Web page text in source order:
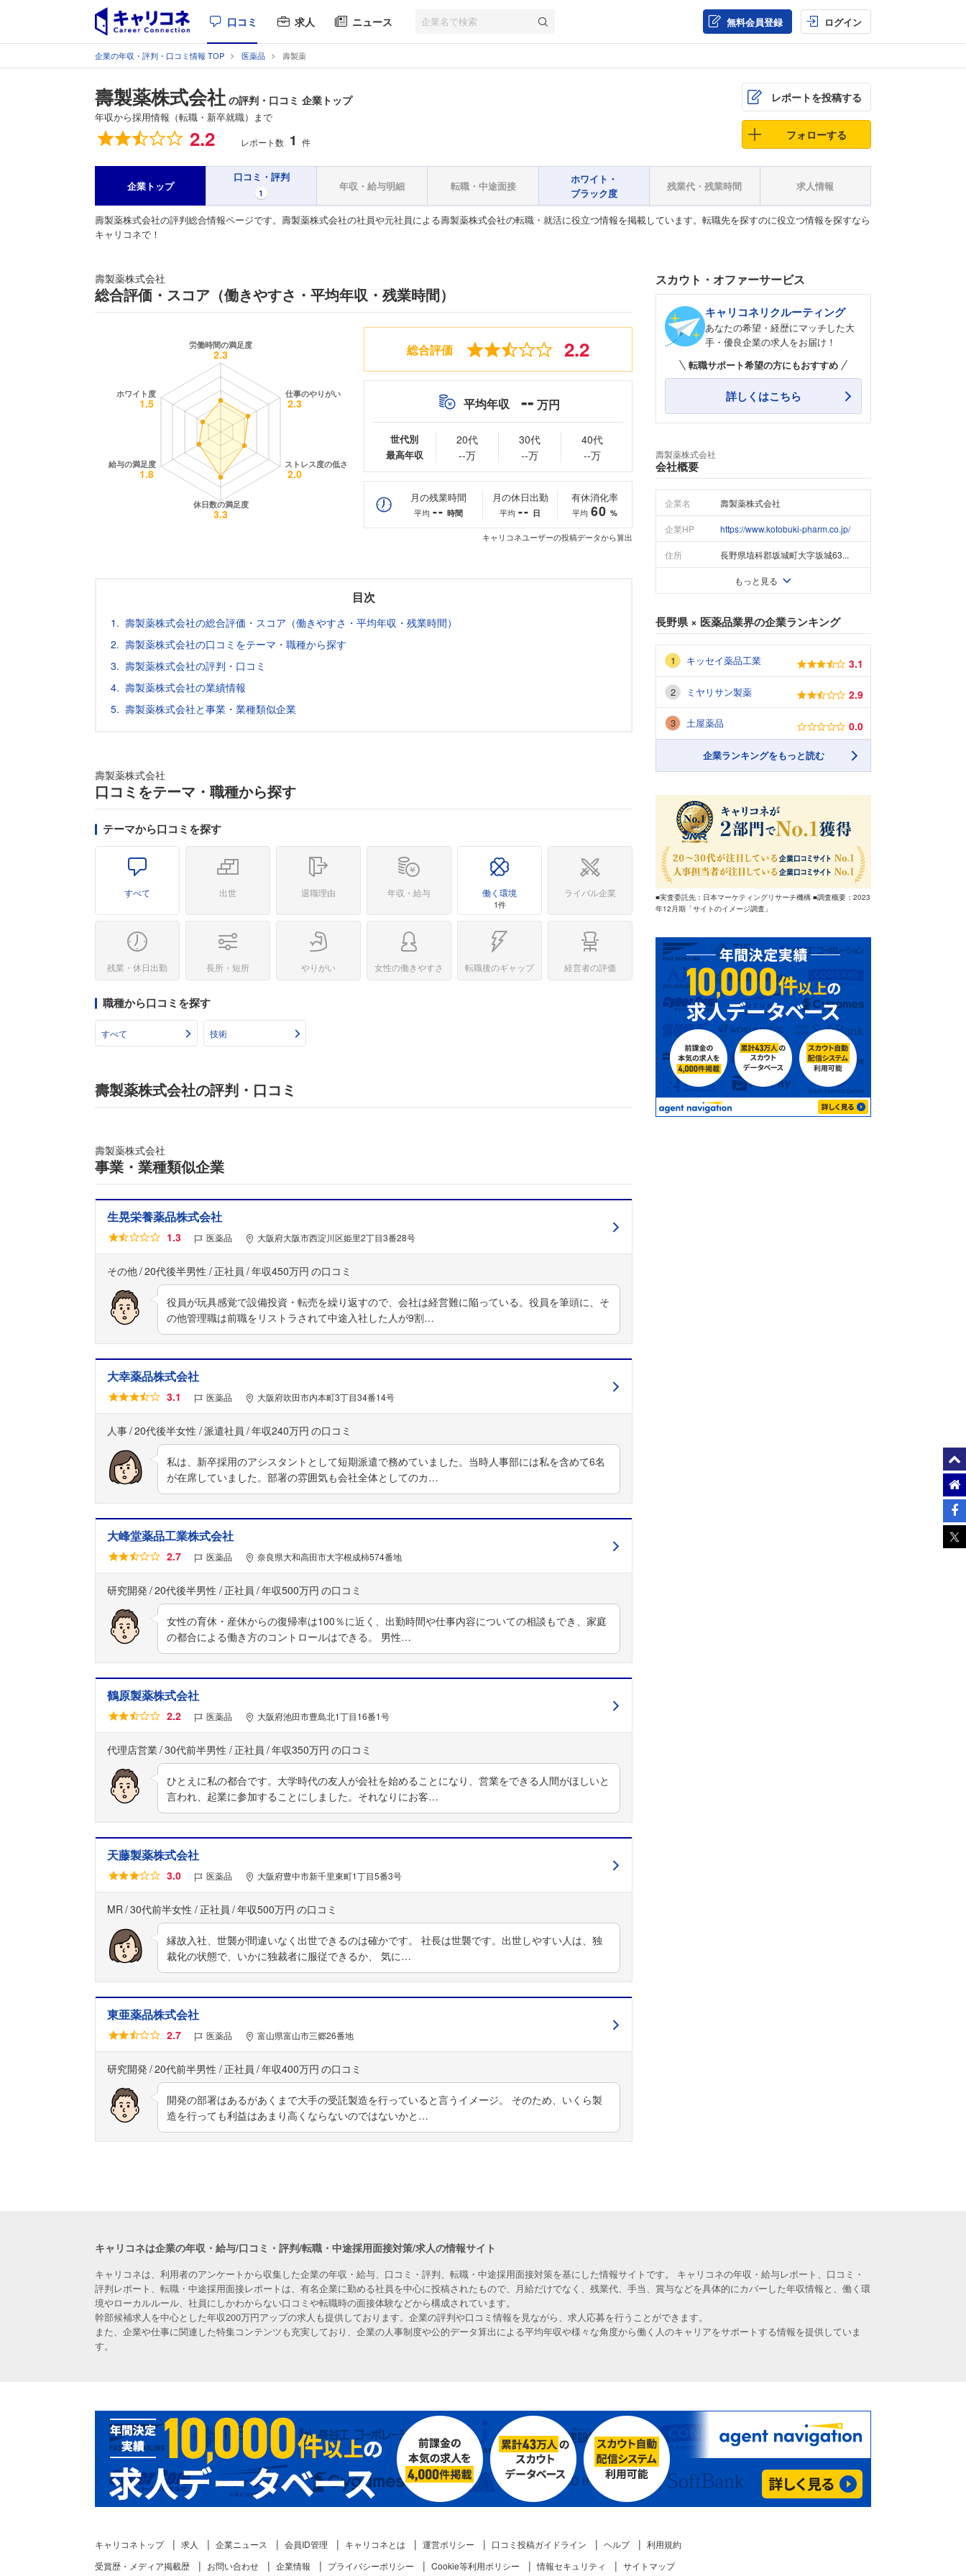
口コミ 求人 ニュース 無料会員登録 ログイン
企業の年収・評判・口コミ情報 TOP 医薬品 壽製薬
壽製薬株式会社 の評判・口コミ 企業トップ
年収から採用情報（転職・新卒就職）まで
総合評価 2.2 レポート数 1 件
レポートを投稿する
フォローする
企業トップ
口コミ・評判
1
年収・給与明細 転職・中途面接
ホワイト・
ブラック度
残業代・残業時間 求人情報
壽製薬株式会社の評判総合情報ページです。壽製薬株式会社の社員や元社員による壽製薬株式会社の転職・就活に役立つ情報を掲載しています。転職先を探すのに役立つ情報を探すなら
キャリコネで！
フォローしました
壽製薬株式会社
総合評価・スコア（働きやすさ・平均年収・残業時間）
総合評価 2.2
平均年収 -- 万円
世代別
最高年収
20代
--万
30代
--万
40代
--万
月の残業時間
平均 -- 時間
月の休日出勤
平均 -- 日
有休消化率
平均 60 %
キャリコネユーザーの投稿データから算出
目次
壽製薬株式会社の総合評価・スコア（働きやすさ・平均年収・残業時間）
壽製薬株式会社の口コミをテーマ・職種から探す
壽製薬株式会社の評判・口コミ
壽製薬株式会社の業績情報
壽製薬株式会社と事業・業種類似企業
壽製薬株式会社
口コミをテーマ・職種から探す
テーマから口コミを探す
すべて 出世 退職理由 年収・給与 働く環境
1件
ライバル企業
残業・休日出勤 長所・短所 やりがい 女性の働きやすさ 転職後のギャップ 経営者の評価
職種から口コミを探す
すべて 技術
壽製薬株式会社の評判・口コミ
壽製薬株式会社
事業・業種類似企業
生晃栄養薬品株式会社
1.3 医薬品 大阪府大阪市西淀川区姫里2丁目3番28号
その他 20代後半男性 正社員 年収450万円
役員が玩具感覚で設備投資・転売を繰り返すので、会社は経営難に陥っている。役員を筆頭に、そ
の他管理職は前職をリストラされて中途入社した人が9割…
大幸薬品株式会社
3.1 医薬品 大阪府吹田市内本町3丁目34番14号
人事 20代後半女性 派遣社員 年収240万円
私は、新卒採用のアシスタントとして短期派遣で務めていました。当時人事部には私を含めて6名
が在席していました。部署の雰囲気も会社全体としてのカ…
大峰堂薬品工業株式会社
2.7 医薬品 奈良県大和高田市大字根成柿574番地
研究開発 20代後半男性 正社員 年収500万円
女性の育休・産休からの復帰率は100％に近く、出勤時間や仕事内容についての相談もでき、家庭
の都合による働き方のコントロールはできる。 男性…
鶴原製薬株式会社
2.2 医薬品 大阪府池田市豊島北1丁目16番1号
代理店営業 30代前半男性 正社員 年収350万円
ひとえに私の都合です。大学時代の友人が会社を始めることになり、営業をできる人間がほしいと
言われ、起業に参加することにしました。それなりにお客…
天藤製薬株式会社
3.0 医薬品 大阪府豊中市新千里東町1丁目5番3号
MR 30代前半女性 正社員 年収500万円
縁故入社、世襲が間違いなく出世できるのは確かです。 社長は世襲です。出世しやすい人は、独
裁化の状態で、いかに独裁者に服従できるか、 気に…
東亜薬品株式会社
2.7 医薬品 富山県富山市三郷26番地
研究開発 20代前半男性 正社員 年収400万円
開発の部署はあるがあくまで大手の受託製造を行っていると言うイメージ。 そのため、いくら製
造を行っても利益はあまり高くならないのではないかと…
スカウト・オファーサービス
キャリコネリクルーティング
あなたの希望・経歴にマッチした大
手・優良企業の求人をお届け！
転職サポート希望の方にもおすすめ
詳しくはこちら
壽製薬株式会社
会社概要
企業名 壽製薬株式会社
企業HP https://www.kotobuki-pharm.co.jp/
住所 長野県埴科郡坂城町大字坂城63...
もっと見る
長野県× 医薬品業界の企業ランキング
キッセイ薬品工業 3.1
ミヤリサン製薬 2.9
土屋薬品 0.0
企業ランキングをもっと読む
■実査委託先：日本マーケティングリサーチ機構 ■調査概要：2023
年12月期「サイトのイメージ調査」
キャリコネは企業の年収・給与/口コミ・評判/転職・中途採用面接対策/求人の情報サイト
キャリコネは、利用者のアンケートから収集した企業の年収・給与、口コミ・評判、転職・中途採用面接対策を基にした情報サイトです。 キャリコネの年収・給与レポート、口コミ・
評判レポート、転職・中途採用面接レポートは、有名企業に勤める社員を中心に投稿されたもので、月給だけでなく、残業代、手当、賞与などを具体的にカバーした年収情報と、働く環
境やローカルルール、社員にしかわからない口コミや転職時の面接体験などから構成されています。
幹部候補求人を中心とした年収200万円アップの求人も提供しております。企業の評判や口コミ情報を見ながら、求人応募を行うことができます。
また、企業や仕事に関連した特集コンテンツも充実しており、企業の人事制度や公的データ算出による平均年収や様々な角度から働く人のキャリアをサポートする情報を提供していま
す。
キャリコネトップ 求人 企業ニュース 会員ID管理 キャリコネとは 運営ポリシー 口コミ投稿ガイドライン ヘルプ
利用規約
受賞歴・メディア掲載歴
お問い合わせ 企業情報 プライバシーポリシー Cookie等利用ポリシー 情報セキュリティ サイトマップ